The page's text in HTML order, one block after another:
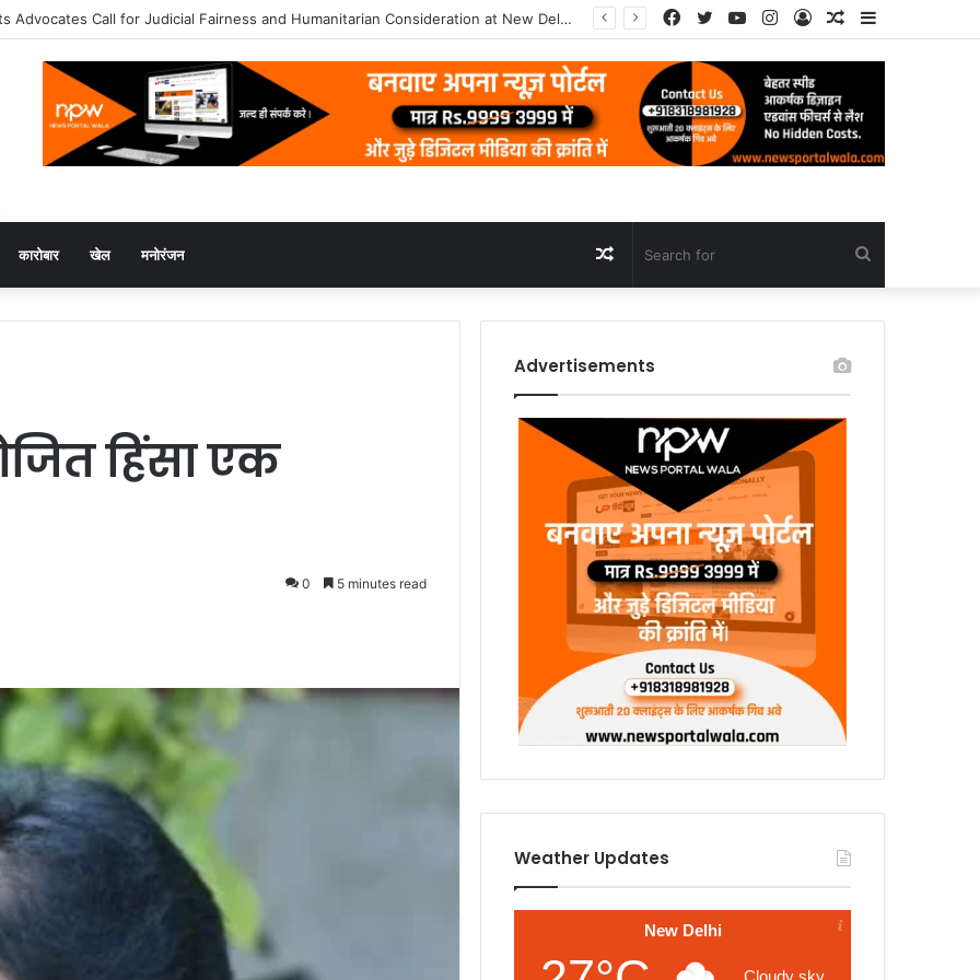
का भव्य दीक्षांत समारोह 2026 अकादमिक उत्कृष्टता के साथ संपन्न
Random
Article
Log
In
Instagram
YouTube
Twitter
Facebook
कारोबार खेल मनोरंजन
for
Random
Article
हिंसा एक
0 5 minutes read
Advertisements
Weather Updates
New Delhi